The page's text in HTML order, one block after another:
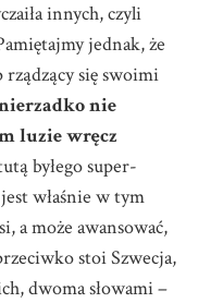
innych, czyli
jednak, że
rządzący się swoimi
nie
luzie wręcz
byłego super-
właśnie w tym
a może awansować,
stoi Szwecja,
dwoma słowami –